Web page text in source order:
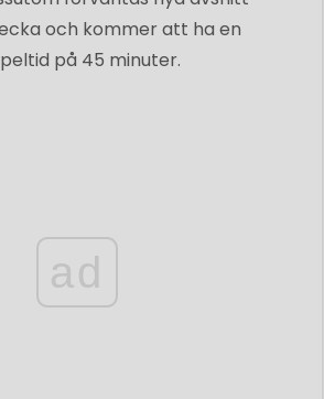
och kommer att ha en
på 45 minuter.
ad